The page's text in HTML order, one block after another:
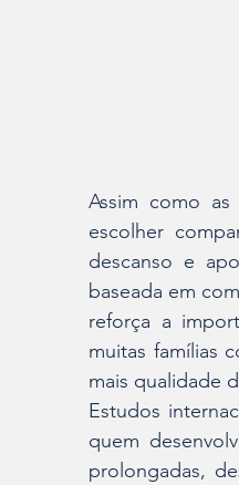
Assim como
escolher
descanso e
baseada em
reforça a
muitas famílias
mais qualidade
Estudos
quem
prolongadas,